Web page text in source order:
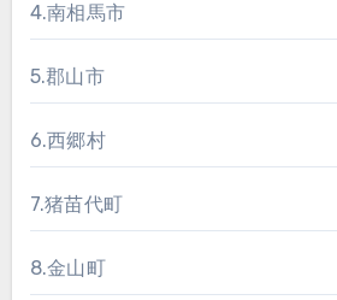
4.南相馬市
5.郡山市
6.西郷村
7.猪苗代町
8.金山町